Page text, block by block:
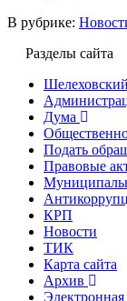
В рубрике:
Разделы сайта
Дума
Подать
Правовые
КРП
Новости
ТИК
Карта сайта
Архив
Электронная